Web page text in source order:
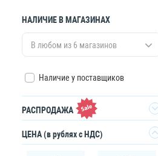
НАЛИЧИЕ В МАГАЗИНАХ
В любом из 6 магазинов
Наличие у поставщиков
РАСПРОДАЖА
Да
ЦЕНА(в рублях с НДС)